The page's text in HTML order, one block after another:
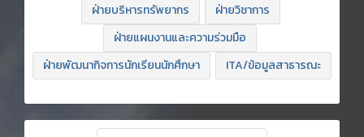
ฝ่ายบริหารทรัพยากร
ฝ่ายวิชาการ
ฝ่ายแผนงานและความร่วมมือ
ฝ่ายพัฒนากิจการนักเรียนนักศึกษา
ITA/ข้อมูลสาธารณะ